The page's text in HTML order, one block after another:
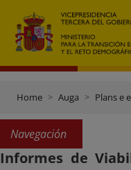
Home Auga Plans e
Navegación
Informes de